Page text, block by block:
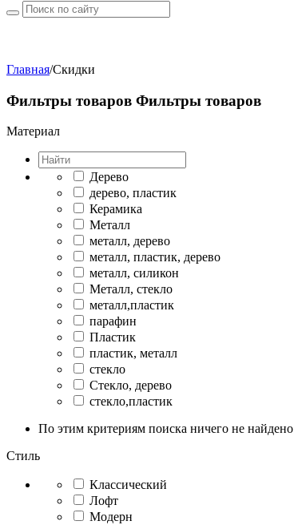
Главная/Скидки
Фильтры товаров Фильтры товаров
Материал
Дерево
дерево, пластик
Керамика
Металл
металл, дерево
металл, пластик, дерево
металл, силикон
Металл, стекло
металл,пластик
парафин
Пластик
пластик, металл
стекло
Стекло, дерево
стекло,пластик
По этим критериям поиска ничего не найдено
Стиль
Классический
Лофт
Модерн